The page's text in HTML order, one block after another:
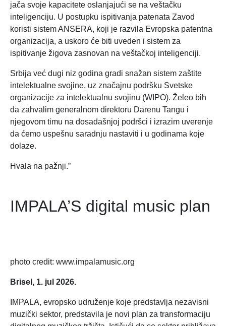
jača svoje kapacitete oslanjajući se na veštačku
inteligenciju. U postupku ispitivanja patenata Zavod
koristi sistem ANSERA, koji je razvila Evropska patentna
organizacija, a uskoro će biti uveden i sistem za
ispitivanje žigova zasnovan na veštačkoj inteligenciji.
Srbija već dugi niz godina gradi snažan sistem zaštite
intelektualne svojine, uz značajnu podršku Svetske
organizacije za intelektualnu svojinu (WIPO). Želeo bih
da zahvalim generalnom direktoru Darenu Tangu i
njegovom timu na dosadašnjoj podršci i izrazim uverenje
da ćemo uspešnu saradnju nastaviti i u godinama koje
dolaze.
Hvala na pažnji.”
IMPALA’S digital music plan
photo credit: www.impalamusic.org
Brisel, 1. jul 2026.
IMPALA, evropsko udruženje koje predstavlja nezavisni
muzički sektor, predstavila je novi plan za transformaciju